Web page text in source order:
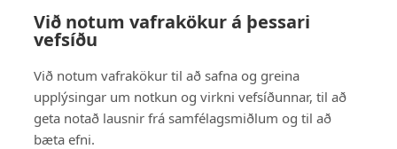
Við notum vafrakökur á þessari
vefsíðu
Við notum vafrakökur til að safna og greina
upplýsingar um notkun og virkni vefsíðunnar, til að
geta notað lausnir frá samfélagsmiðlum og til að
bæta efni.
Rangárvellir 2 - hús 8, 603 Akureyri
Sími
569 6000
Reykjavík
Suðurlandsbraut 24, 108 Reykjavík